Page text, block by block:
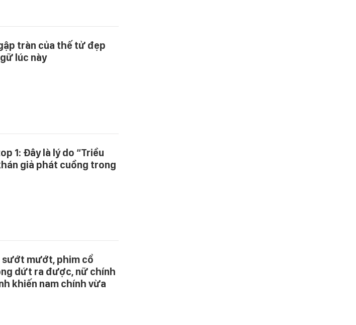
tràn của thế tử đẹp
lúc này
1: Đây là lý do “Triều
giả phát cuồng trong
sướt mướt, phim cổ
dứt ra được, nữ chính
khiến nam chính vừa